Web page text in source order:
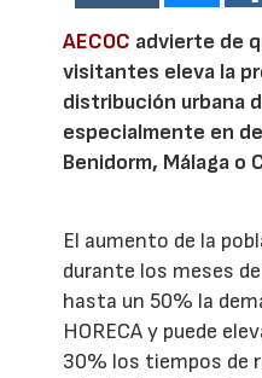
AECOC advierte de
visitantes eleva la
distribución urbana
especialmente en
Benidorm, Málaga o
El aumento de la
durante los meses
hasta un 50% la
HORECA y puede
30% los tiempos de